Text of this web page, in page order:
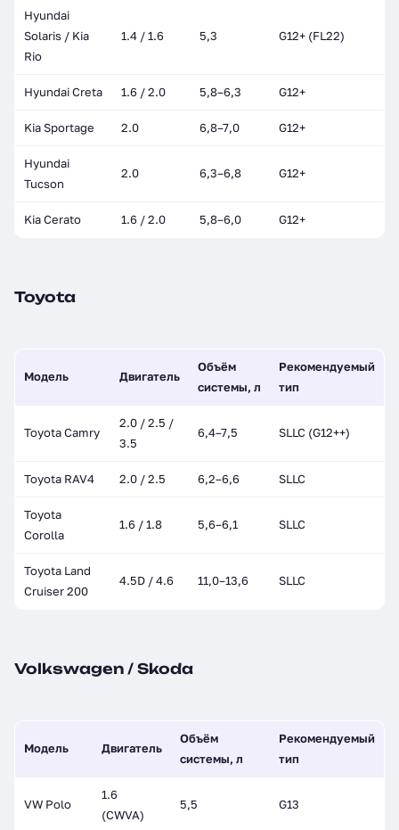
Hyundai
Solaris / Kia
Rio
1.4 / 1.6 5,3 G12+ (FL22)
Hyundai Creta 1.6 / 2.0 5,8–6,3 G12+
Kia Sportage 2.0 6,8–7,0 G12+
Hyundai
Tucson
2.0 6,3–6,8 G12+
Kia Cerato 1.6 / 2.0 5,8–6,0 G12+
Toyota
Модель Двигатель
Объём
системы, л
Рекомендуемый
тип
Toyota Camry
2.0 / 2.5 /
3.5
6,4–7,5 SLLC (G12++)
Toyota RAV4 2.0 / 2.5 6,2–6,6 SLLC
Toyota
Corolla
1.6 / 1.8 5,6–6,1 SLLC
Toyota Land
Cruiser 200
4.5D / 4.6 11,0–13,6 SLLC
Volkswagen / Skoda
Модель Двигатель
Объём
системы, л
Рекомендуемый
тип
VW Polo
1.6
(CWVA)
5,5 G13